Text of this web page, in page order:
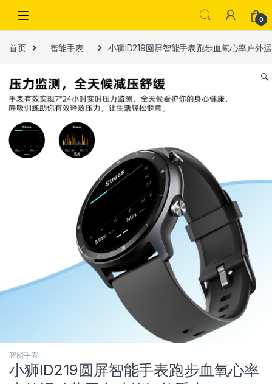
0
首页 智能手表 小狮ID219圆屏智能手表跑步血氧心率户外
🔍
智能手表
小狮ID219圆屏智能手表跑步血氧心率